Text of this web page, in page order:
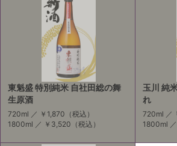
東魁盛 特別純米 自社田総の舞
生原酒
720ml ／ ￥1,870 （税込）
1800ml ／ ￥3,520 （税込）
玉川 純
れ
720ml ／
1800ml ／